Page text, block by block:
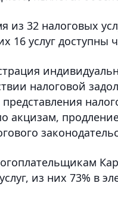
из 32 налоговых
16 услуг
налоговой
акцизам,
из них 73% в